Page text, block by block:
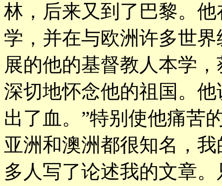
林，后来又到了巴黎。
学，并在与欧洲许多世
展的他的基督教人本学
深切地怀念他的祖国。
出了血。”特别使他痛苦
亚洲和澳洲都很知名，
多人写了论述我的文章